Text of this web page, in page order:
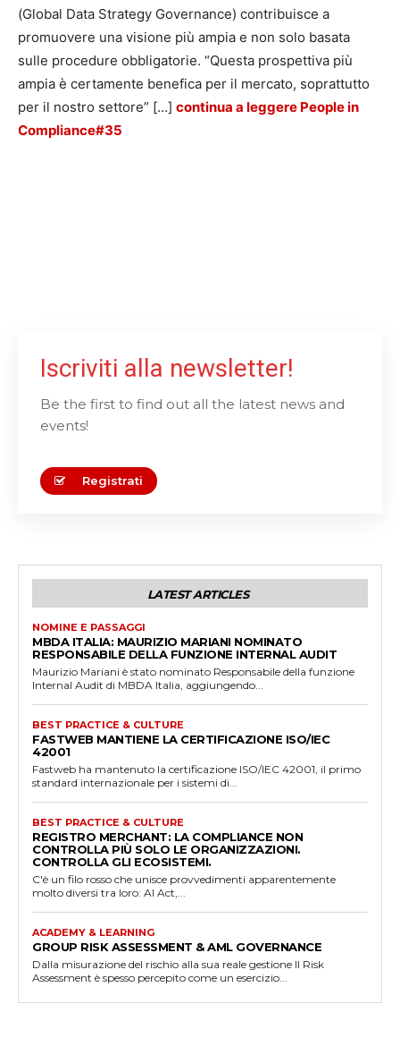
(Global Data Strategy Governance) contribuisce a
promuovere una visione più ampia e non solo basata
sulle procedure obbligatorie. “Questa prospettiva più
ampia è certamente benefica per il mercato, soprattutto
per il nostro settore” […] continua a leggere People in
Compliance#35
Iscriviti alla newsletter!
Be the first to find out all the latest news and
events!
Registrati
LATEST ARTICLES
NOMINE E PASSAGGI
MBDA ITALIA: MAURIZIO MARIANI NOMINATO
RESPONSABILE DELLA FUNZIONE INTERNAL AUDIT
Maurizio Mariani è stato nominato Responsabile della funzione
Internal Audit di MBDA Italia, aggiungendo...
BEST PRACTICE & CULTURE
FASTWEB MANTIENE LA CERTIFICAZIONE ISO/IEC
42001
Fastweb ha mantenuto la certificazione ISO/IEC 42001, il primo
standard internazionale per i sistemi di...
BEST PRACTICE & CULTURE
REGISTRO MERCHANT: LA COMPLIANCE NON
CONTROLLA PIÙ SOLO LE ORGANIZZAZIONI.
CONTROLLA GLI ECOSISTEMI.
C'è un filo rosso che unisce provvedimenti apparentemente
molto diversi tra loro: AI Act,...
ACADEMY & LEARNING
GROUP RISK ASSESSMENT & AML GOVERNANCE
Dalla misurazione del rischio alla sua reale gestione Il Risk
Assessment è spesso percepito come un esercizio...